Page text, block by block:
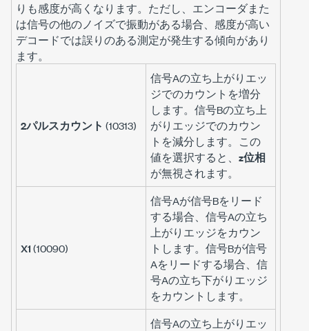
りも感度が高くなります。ただし、エンコーダまた
は信号の他のノイズで振動がある場合、感度が高い
デコードでは誤りのある測定が発生する傾向があり
ます。
2パルスカウント (10313)
信号Aの立ち上がりエッ
ジでのカウントを増分
します。信号Bの立ち上
がりエッジでのカウン
トを減分します。この
値を選択すると、 z位相
が無視されます。
X1(10090)
信号Aが信号Bをリード
する場合、信号Aの立ち
上がりエッジをカウン
トします。信号Bが信号
Aをリードする場合、信
号Aの立ち下がりエッジ
をカウントします。
信号Aの立ち上がりエッ